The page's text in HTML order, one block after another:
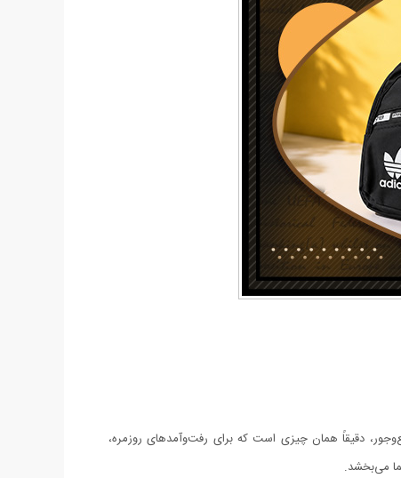
دقیقاً همان چیزی است که برای رفت‌وآمدهای روزمره،
می‌بخشد.